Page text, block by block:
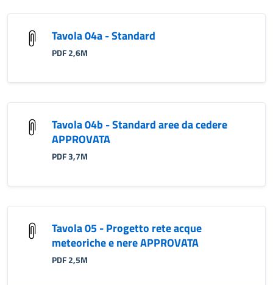
Tavola 04a - Standard
PDF 2,6M
Tavola 04b - Standard aree da cedere
APPROVATA
PDF 3,7M
Tavola 05 - Progetto rete acque
meteoriche e nere APPROVATA
PDF 2,5M